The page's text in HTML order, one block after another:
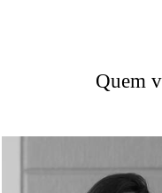
Quem